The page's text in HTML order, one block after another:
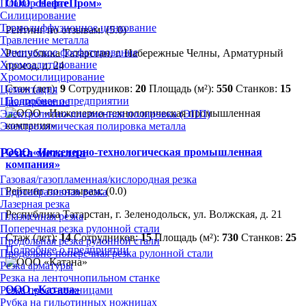
Плакирование
Силицирование
Термодиффузионное цинкование
Травление металла
Химическое фосфатирование
Хромоалитирование
Хромосилицирование
Цементация
Цианирование
Электролитно-плазменная полировка (ЭПП)
Электрохимическая полировка металла
Резка металла
Газовая/газопламенная/кислородная резка
Гидроабразивная резка
Лазерная резка
Плазменная резка
Поперечная резка рулонной стали
Продольная резка рулонной стали
Продольно-поперечная резка рулонной стали
Резка арматуры
Резка на ленточнопильном станке
Резка пресс-ножницами
Рубка на гильотинных ножницах
ООО «НефтеПром»
Рейтинг по отзывам:(5.0)
Республика Татарстан, г. Набережные Челны, Арматурный
проезд, д. 24
Стаж (лет): 9 Сотрудников: 20 Площадь (м²): 550 Станков: 15
Подробнее о предприятии
ООО «Инженерно-технологическая промышленная
компания»
Рейтинг по отзывам:(0.0)
Республика Татарстан, г. Зеленодольск, ул. Волжская, д. 21
Стаж (лет):14 Сотрудников:15 Площадь (м²): 730 Станков: 25
Подробнее о предприятии
ООО «Катана»